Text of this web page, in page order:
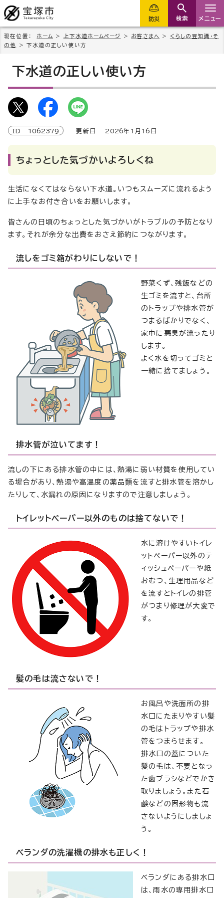
防災 検索 メニュー
現在位置： ホーム > 上下水道ホームページ > お客さまへ >
くらしの豆知識・そ
の他
> 下水道の正しい使い方
下水道の正しい使い方
ID 1062379 更新日 2026年1月 16 日
ちょっとした気づかいよろしくね
生活になくてはならない下水道。いつもスムーズに流れるよう
に上手なお付き合いをお願いします。
皆さんの日頃のちょっとした気づかいがトラブルの予防となり
ます。それが余分な出費をおさえ節約につながります。
流しをゴミ箱がわりにしないで！
野菜くず、残飯などの
生ゴミを流すと、台所
のトラップや排水管が
つまるばかりでなく、
家中に悪臭が漂ったり
します。
よく水を切ってゴミと
一緒に捨てましょう。
排水管が泣いてます！
流しの下にある排水管の中には、熱湯に弱い材質を使用してい
る場合があり、熱湯や高温度の薬品類を流すと排水管を溶かし
たりして、水漏れの原因になりますので注意しましょう。
トイレットペーパー以外のものは捨てないで！
水に溶けやすいトイレ
ットペーパー以外のテ
ィッシュペーパーや紙
おむつ、生理用品など
を流すとトイレの排管
がつまり修理が大変で
す。
髪の毛は流さないで！
お風呂や洗面所の排
水口にたまりやすい髪
の毛はトラップや排水
管をつまらせます。
排水口の蓋についた
髪の毛は、不要となっ
た歯ブラシなどでかき
取りましょう。また石
鹸などの固形物も流
さないようにしましょ
う。
ベランダの洗濯機の排水も正しく！
ベランダにある排水口
は、雨水の専用排水口